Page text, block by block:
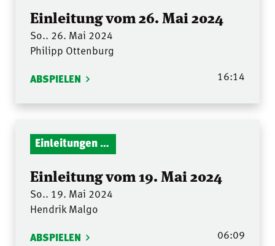
Einleitung vom 26. Mai 2024
So.. 26. Mai 2024
Philipp Ottenburg
ABSPIELEN 16:14
Einleitungen Gottesdienst
Einleitung vom 19. Mai 2024
So.. 19. Mai 2024
Hendrik Malgo
ABSPIELEN 06:09